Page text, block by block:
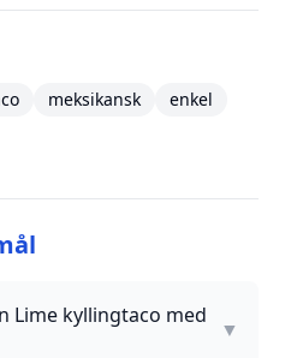
meksikansk
enkel
Lime kyllingtaco med
▼